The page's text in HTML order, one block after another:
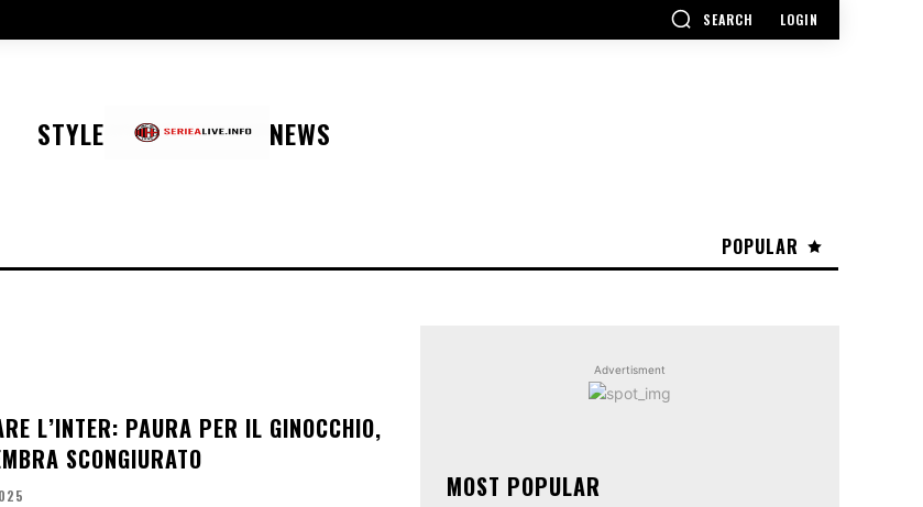
SEARCH LOGIN
STYLE NEWS
POPULAR
L’INTER: PAURA PER IL GINOCCHIO,
SCONGIURATO
Advertisment
MOST POPULAR